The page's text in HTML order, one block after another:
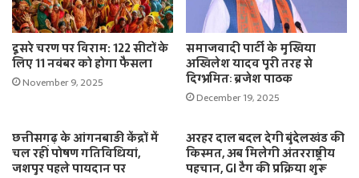
दूसरे चरण पर विराम: 122 सीटों के
लिए 11 नवंबर को होगा फैसला
November 9, 2025
समाजवादी पार्टी के मुखिया
अखिलेश यादव पूरी तरह से
दिग्भ्रमितः ब्रजेश पाठक
December 19, 2025
छत्तीसगढ़ के आंगनबाड़ी केंद्रों में
चल रहीं पोषण गतिविधियां,
जशपुर पहले पायदान पर
अरहर दाल बदल देगी बुंदेलखंड की
किस्मत, अब मिलेगी अंतरराष्ट्रीय
पहचान, GI टैग की प्रक्रिया शुरू